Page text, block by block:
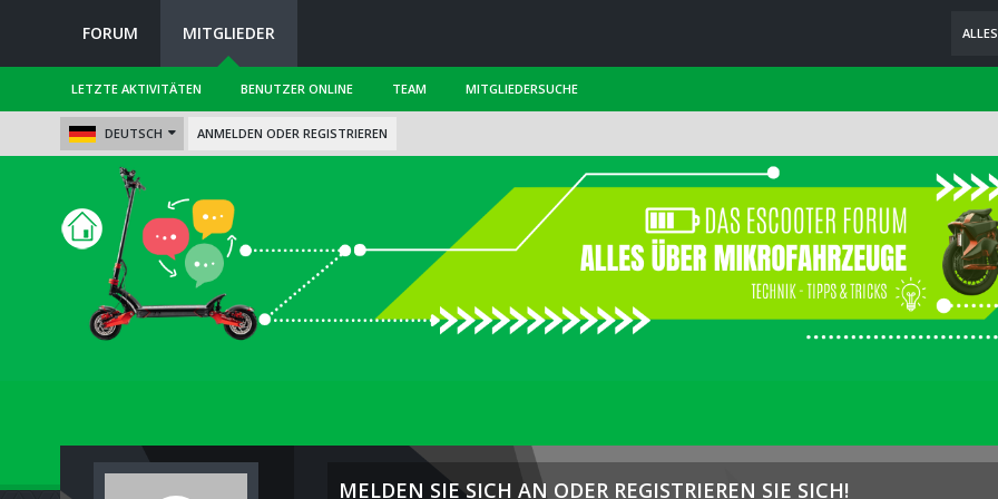
FORUM MITGLIEDER
LETZTE AKTIVITÄTEN BENUTZER ONLINE TEAM MITGLIEDERSUCHE
ALLES
DEUTSCH ANMELDEN ODER REGISTRIEREN
MELDEN SIE SICH AN ODER REGISTRIEREN SIE SICH!